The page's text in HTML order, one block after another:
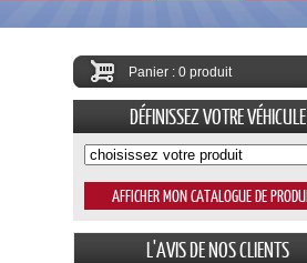
Panier : 0 produit
DÉFINISSEZ VOTRE VÉHICULE
L'AVIS DE NOS CLIENTS